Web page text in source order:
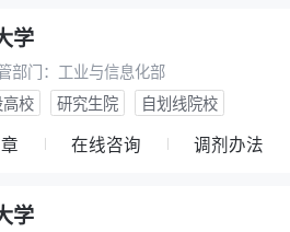
学
部门： 工业与信息化部
高校
研究生院 自划线院校
在线咨询 调剂办法
学